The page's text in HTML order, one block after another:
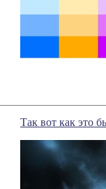
Так вот как это